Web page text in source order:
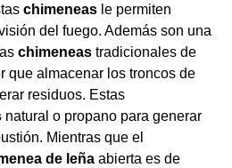
chimeneas le permiten
del fuego. Además son una
chimeneas tradicionales de
que almacenar los troncos de
residuos. Estas
natural o propano para generar
Mientras que el
de leña abierta es de